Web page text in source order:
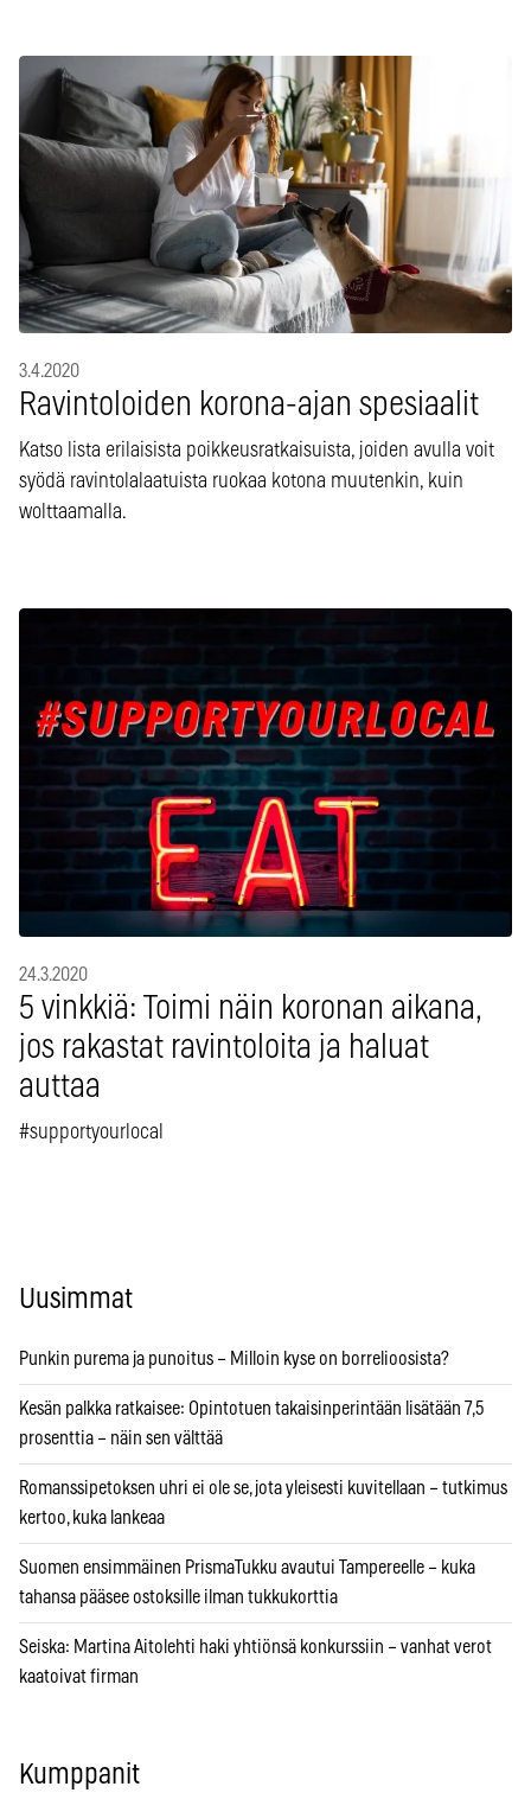
3.4.2020
Ravintoloiden korona-ajan spesiaalit
Katso lista erilaisista poikkeusratkaisuista, joiden avulla voit
syödä ravintolalaatuista ruokaa kotona muutenkin, kuin
wolttaamalla.
24.3.2020
5 vinkkiä: Toimi näin koronan aikana,
jos rakastat ravintoloita ja haluat
auttaa
#supportyourlocal
Uusimmat
Punkin purema ja punoitus – Milloin kyse on borrelioosista?
Kesän palkka ratkaisee: Opintotuen takaisinperintään lisätään 7,5
prosenttia – näin sen välttää
Romanssipetoksen uhri ei ole se, jota yleisesti kuvitellaan – tutkimus
kertoo, kuka lankeaa
Suomen ensimmäinen PrismaTukku avautui Tampereelle – kuka
tahansa pääsee ostoksille ilman tukkukorttia
Seiska: Martina Aitolehti haki yhtiönsä konkurssiin – vanhat verot
kaatoivat firman
Kumppanit